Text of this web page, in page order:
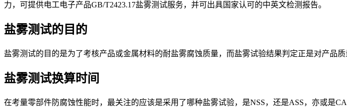
力，可提供电工电子产品GB/T2423.17盐雾测试服务，并可出具国家认可的中英文检测报告。
盐雾测试的目的
盐雾测试的目的是为了考核产品或金属材料的耐盐雾腐蚀质量，而盐雾试验结果判定正是对产品
盐雾测试换算时间
在考量零部件防腐蚀性能时，最关注的应该是采用了哪种盐雾试验，是NSS，还是ASS，亦或是